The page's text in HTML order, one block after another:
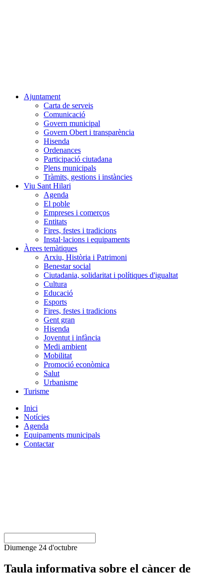
Ajuntament
Carta de serveis
Comunicació
Govern municipal
Govern Obert i transparència
Hisenda
Ordenances
Participació ciutadana
Plens municipals
Tràmits, gestions i instàncies
Viu Sant Hilari
Agenda
El poble
Empreses i comerços
Entitats
Fires, festes i tradicions
Instal·lacions i equipaments
Àrees temàtiques
Arxiu, Història i Patrimoni
Benestar social
Ciutadania, solidaritat i polítiques d'igualtat
Cultura
Educació
Esports
Fires, festes i tradicions
Gent gran
Hisenda
Joventut i infància
Medi ambient
Mobilitat
Promoció econòmica
Salut
Urbanisme
Turisme
Inici
Notícies
Agenda
Equipaments municipals
Contactar
Diumenge 24 d'octubre
Taula informativa sobre el càncer de